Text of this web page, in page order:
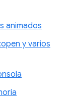
animados
y varios